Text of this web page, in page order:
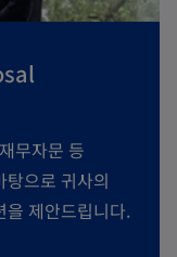
무자문 등
으로 귀사의
을 제안드립니다.